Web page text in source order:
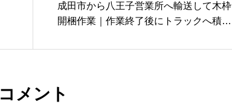
成田市から八王子営業所へ輸送して木枠
開梱作業｜作業終了後にトラックへ積み
コメント